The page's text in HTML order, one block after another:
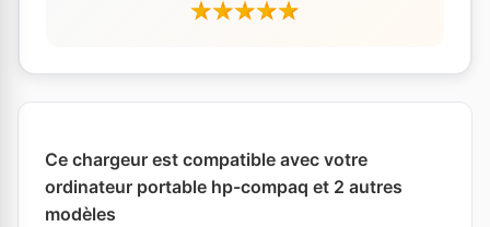
Ce chargeur est compatible avec votre
ordinateur portable hp-compaq et 2 autres
modèles